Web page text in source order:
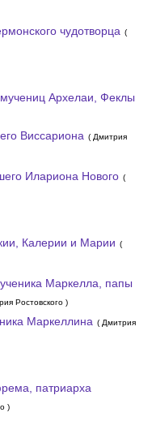
чудотворца (
Архелаи, Феклы
Виссариона ( Дмитрия
Илариона Нового (
Калерии и Марии (
Маркелла, папы
Ростовского )
Маркеллина ( Дмитрия
патриарха
)